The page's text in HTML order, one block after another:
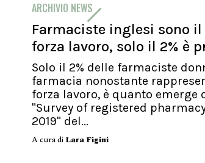
ARCHIVIO NEWS
Farmaciste inglesi sono il
forza lavoro, solo il 2% è
Solo il 2% delle farmaciste
farmacia nonostante
forza lavoro, è quanto emerge
"Survey of registered
2019" del...
A cura di Lara Figini